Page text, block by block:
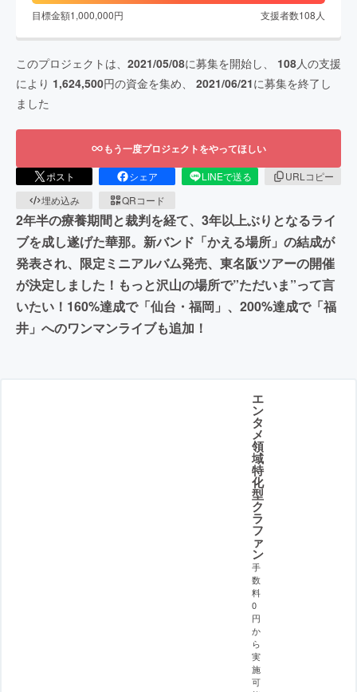
目標金額1,000,000円 支援者数108 人
このプロジェクトは、 2021/05/08に募集を開始し、 108人の支援
により 1,624,500円の資金を集め、 2021/06/21に募集を終了し
ました
もう一度プロジェクトをやってほしい
ポスト シェア LINEで送る
URLコピー
埋め込み
QRコード
2年半の療養期間と裁判を経て、3年以上ぶりとなるライ
ブを成し遂げた華那。新バンド「かえる場所」の結成が
発表され、限定ミニアルバム発売、東名阪ツアーの開催
が決定しました！もっと沢山の場所で”ただいま”って言
いたい！160%達成で「仙台・福岡」、200%達成で「福
井」へのワンマンライブも追加！
エ
ン
タ
メ
領
域
特
化
型
ク
ラ
フ
ァ
ン
手
数
料
0
円
か
ら
実
施
可